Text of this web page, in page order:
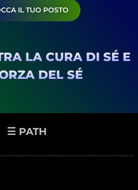
LA CURA DI SÉ E
DEL SÉ
IL TUO POSTO
☰ PATH